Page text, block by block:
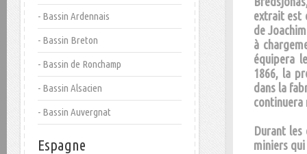
- Bassin Ardennais
- Bassin Breton
- Bassin de Ronchamp
- Bassin Alsacien
- Bassin Auvergnat
Espagne
extrait est
de
à
équipera
1866, la
dans la
continuera
Durant les
miniers